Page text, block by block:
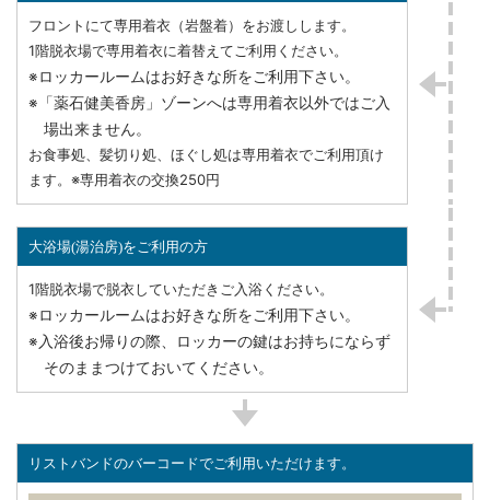
フロントにて専用着衣（岩盤着）をお渡しします。
1階脱衣場で専用着衣に着替えてご利用ください。
※ロッカールームはお好きな所をご利用下さい。
※「薬石健美香房」ゾーンへは専用着衣以外ではご入
場出来ません。
お食事処、髪切り処、ほぐし処は専用着衣でご利用頂け
ます。※専用着衣の交換250円
大浴場(湯治房)をご利用の方
1階脱衣場で脱衣していただきご入浴ください。
※ロッカールームはお好きな所をご利用下さい。
※入浴後お帰りの際、ロッカーの鍵はお持ちにならず
そのままつけておいてください。
リストバンドのバーコードでご利用いただけます。